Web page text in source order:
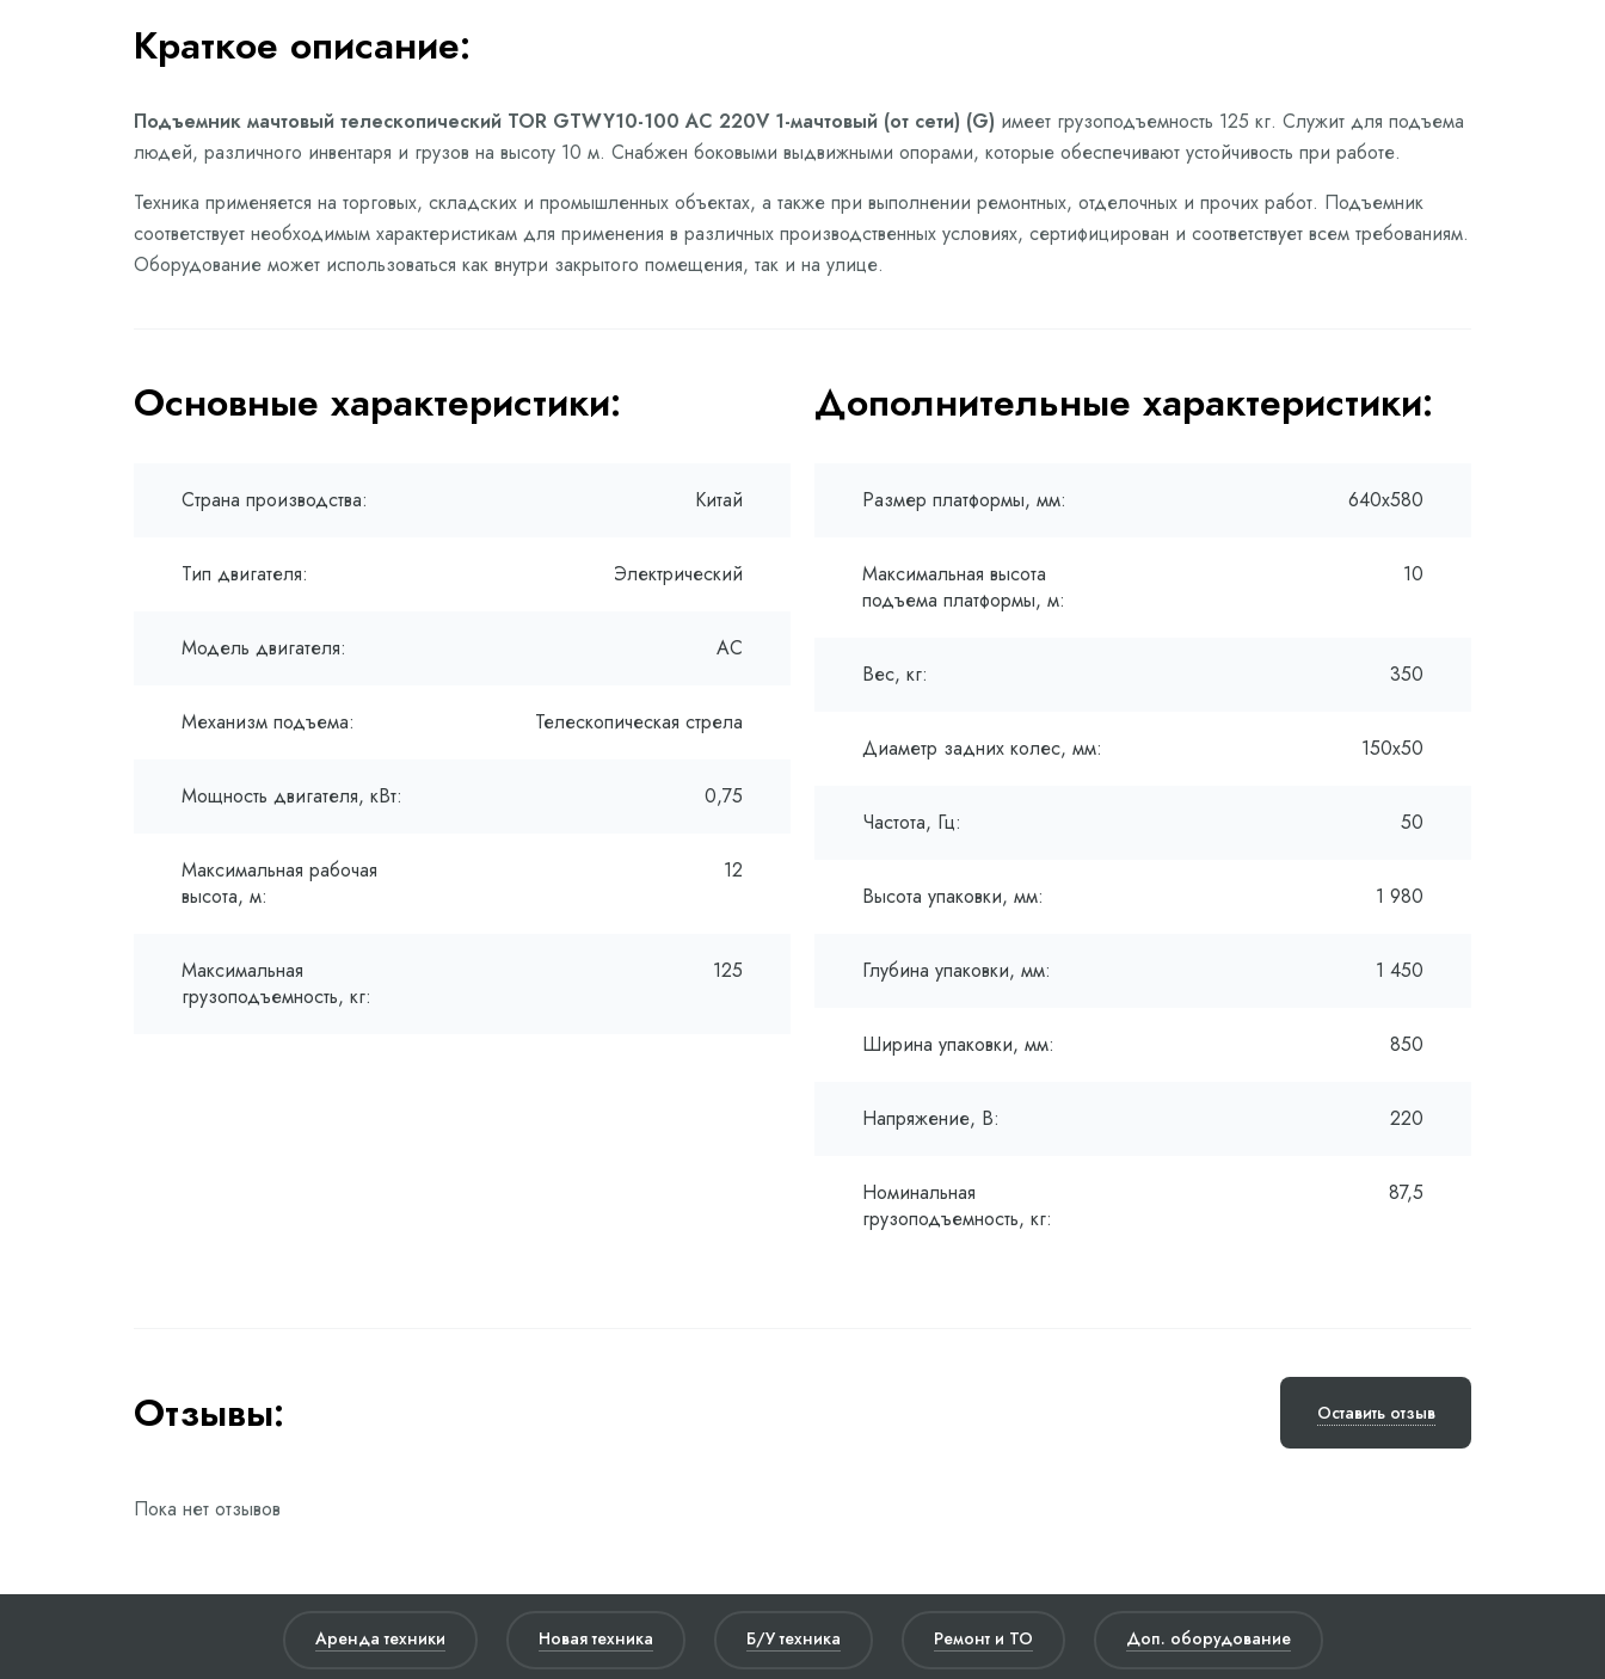
Краткое описание:
Подъемник мачтовый телескопический TOR GTWY10-100 AC 220V 1-мачтовый (от сети) (G) имеет грузоподъемность 125 кг. Служит для подъема
людей, различного инвентаря и грузов на высоту 10 м. Снабжен боковыми выдвижными опорами, которые обеспечивают устойчивость при работе.
Техника применяется на торговых, складских и промышленных объектах, а также при выполнении ремонтных, отделочных и прочих работ. Подъемник
соответствует необходимым характеристикам для применения в различных производственных условиях, сертифицирован и соответствует всем требованиям.
Оборудование может использоваться как внутри закрытого помещения, так и на улице.
Основные характеристики:
Страна производства: Китай
Тип двигателя: Электрический
Модель двигателя: AC
Механизм подъема: Телескопическая стрела
Мощность двигателя, кВт: 0,75
Максимальная рабочая
высота, м:
12
Максимальная
грузоподъемность, кг:
125
Дополнительные характеристики:
Размер платформы, мм: 640х580
Максимальная высота
подъема платформы, м:
10
Вес, кг: 350
Диаметр задних колес, мм: 150х50
Частота, Гц: 50
Высота упаковки, мм: 1 980
Глубина упаковки, мм: 1 450
Ширина упаковки, мм: 850
Напряжение, В: 220
Номинальная
грузоподъемность, кг:
87,5
Отзывы: Оставить отзыв
Пока нет отзывов
Аренда техники Новая техника Б/У техника Ремонт и ТО Доп. оборудование